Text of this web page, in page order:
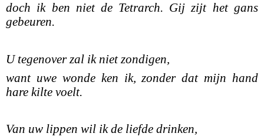
doch ik ben niet de Tetrarch. Gij zijt het gans
gebeuren.
U tegenover zal ik niet zondigen,
want uwe wonde ken ik, zonder dat mijn hand
hare kilte voelt.
Van uw lippen wil ik de liefde drinken,